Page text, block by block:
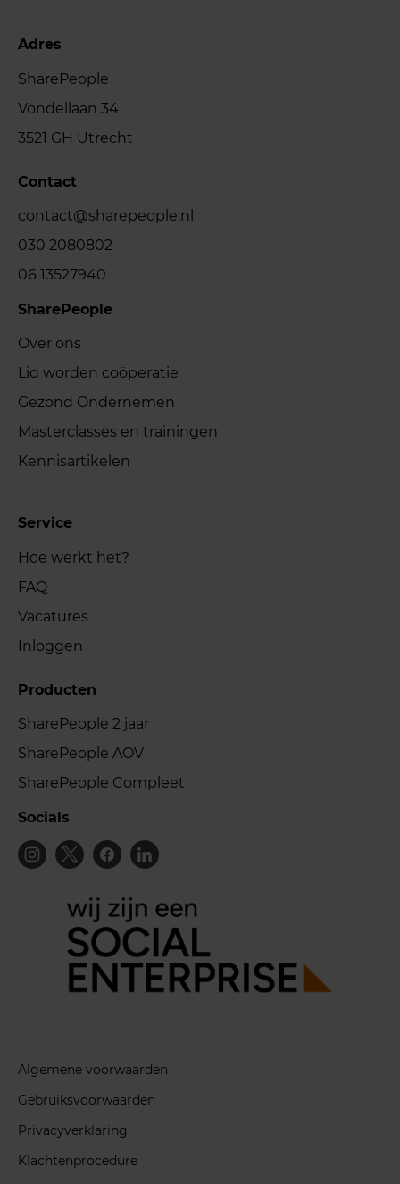
Adres
SharePeople
Vondellaan 34
3521 GH Utrecht
Contact
contact@sharepeople.nl
030 2080802
06 13527940
SharePeople
Over ons
Lid worden coöperatie
Gezond Ondernemen
Masterclasses en trainingen
Kennisartikelen
Service
Hoe werkt het?
FAQ
Vacatures
Inloggen
Producten
SharePeople 2 jaar
SharePeople AOV
SharePeople Compleet
Socials
Algemene voorwaarden
Gebruiksvoorwaarden
Privacyverklaring
Klachtenprocedure